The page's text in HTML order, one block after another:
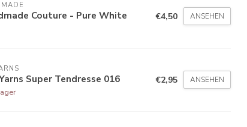
Couture - Pure White €4,50 ANSEHEN
Super Tendresse 016 €2,95 ANSEHEN